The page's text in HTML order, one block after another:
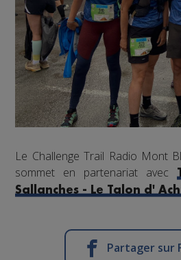
Le Challenge Trail Radio Mont
sommet en partenariat avec
Sallanches - Le Talon d'
Partager sur